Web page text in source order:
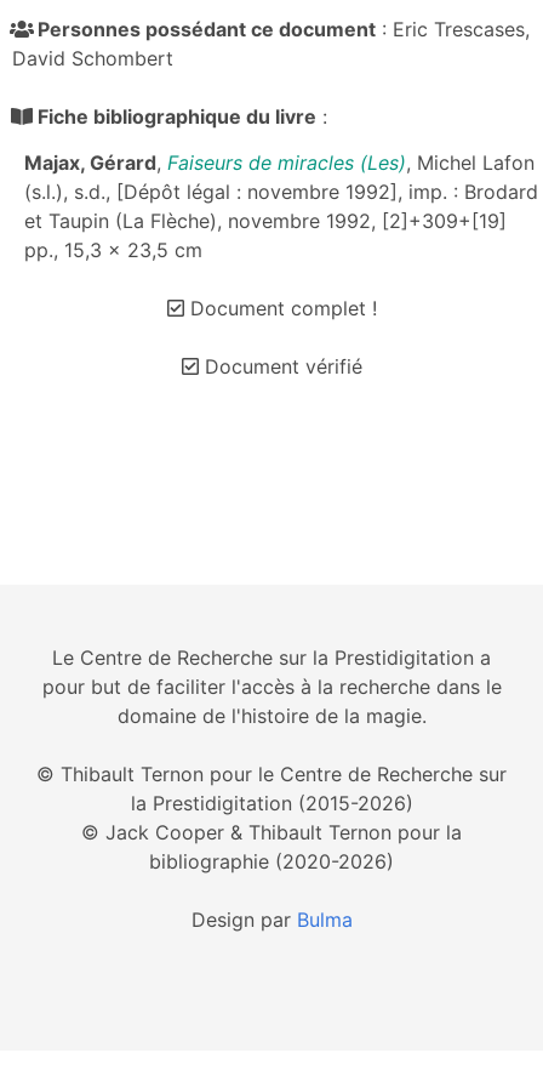
Personnes possédant ce document : Eric Trescases,
David Schombert
Fiche bibliographique du livre :
Majax, Gérard, Faiseurs de miracles (Les), Michel Lafon
(s.l.), s.d., [Dépôt légal : novembre 1992], imp. : Brodard
et Taupin (La Flèche), novembre 1992, [2]+309+[19]
pp., 15,3 x 23,5 cm
Document complet !
Document vérifié
Le Centre de Recherche sur la Prestidigitation a
pour but de faciliter l'accès à la recherche dans le
domaine de l'histoire de la magie.
© Thibault Ternon pour le Centre de Recherche sur
la Prestidigitation (2015-2026)
© Jack Cooper & Thibault Ternon pour la
bibliographie (2020-2026)
Design par Bulma